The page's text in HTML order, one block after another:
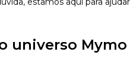
universo Mymo